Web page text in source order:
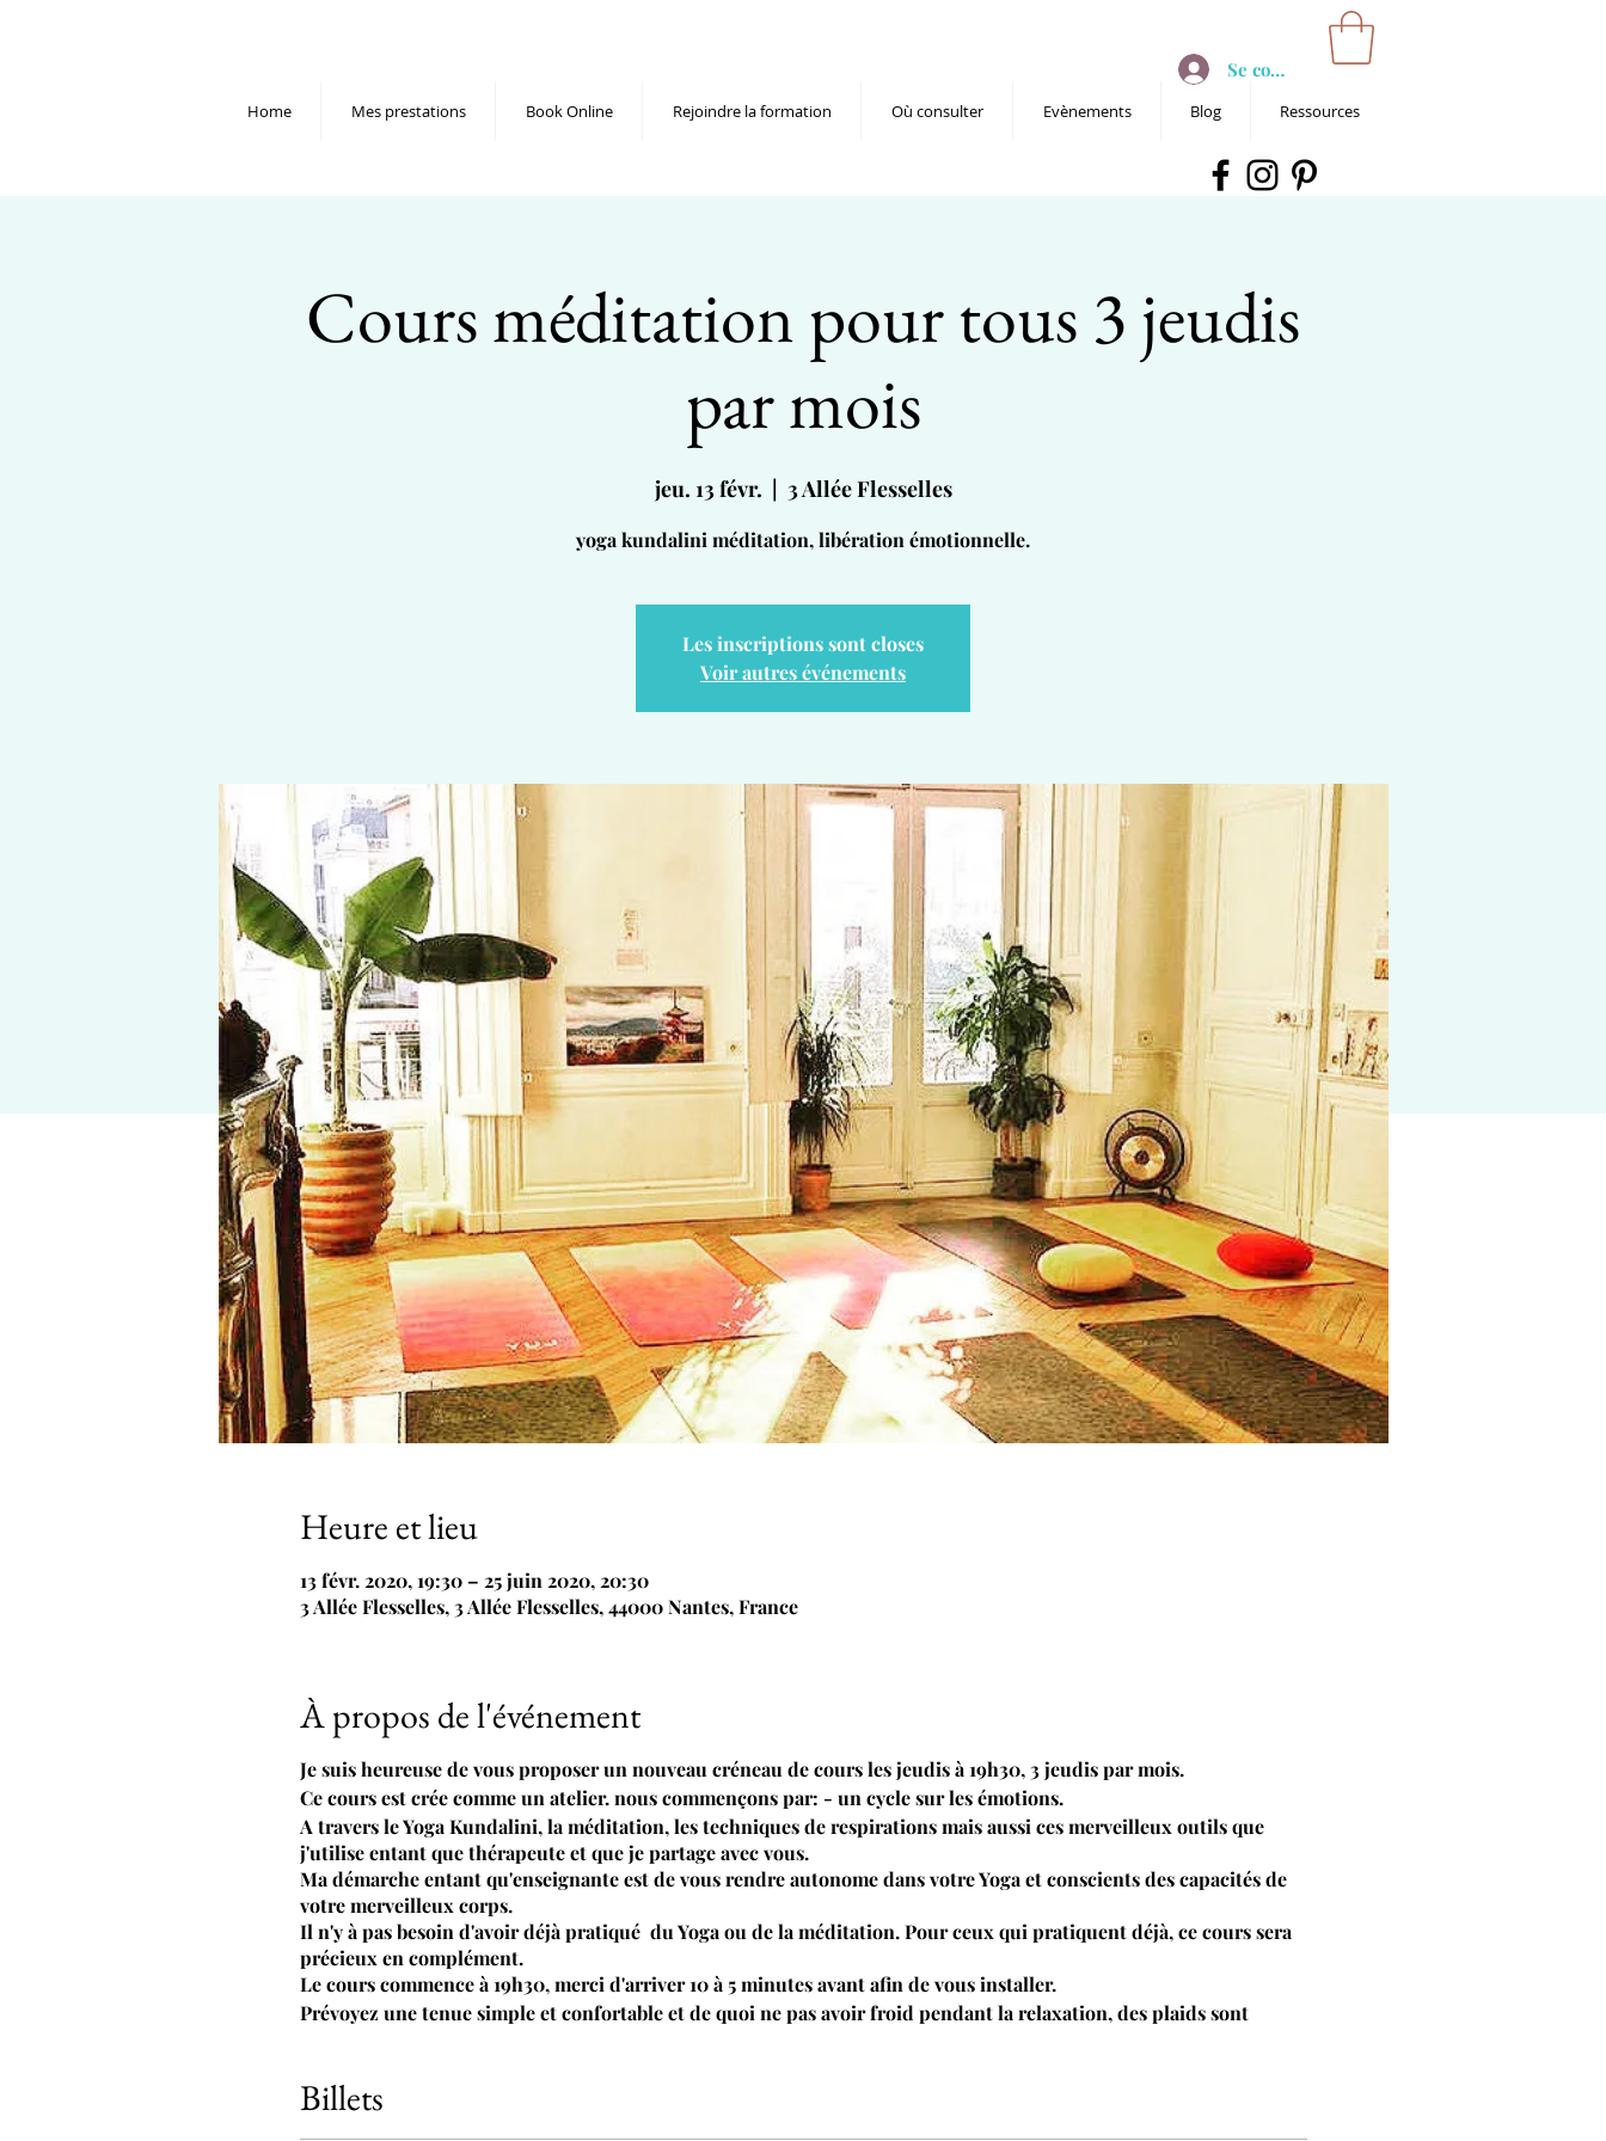
Se connecter
Home Mes prestations Book Online Rejoindre la formation Où consulter Evènements Blog Ressources
Cours méditation pour tous 3 jeudis
par mois
jeu. 13 févr.
  |
3 Allée Flesselles
yoga kundalini méditation, libération émotionnelle.
Les inscriptions sont closes
Voir autres événements
Heure et lieu
13 févr. 2020, 19:30 – 25 juin 2020, 20:30
3 Allée Flesselles, 3 Allée Flesselles, 44000 Nantes, France
À propos de l'événement
Je suis heureuse de vous proposer un nouveau créneau de cours les jeudis à 19h30, 3 jeudis par mois.
Ce cours est crée comme un atelier. nous commençons par: - un cycle sur les émotions.
A travers le Yoga Kundalini, la méditation, les techniques de respirations mais aussi ces merveilleux outils que
j'utilise entant que thérapeute et que je partage avec vous.
Ma démarche entant qu'enseignante est de vous rendre autonome dans votre Yoga et conscients des capacités de
votre merveilleux corps.
Il n'y à pas besoin d'avoir déjà pratiqué du Yoga ou de la méditation. Pour ceux qui pratiquent déjà, ce cours sera
précieux en complément.
Le cours commence à 19h30, merci d'arriver 10 à 5 minutes avant afin de vous installer.
Prévoyez une tenue simple et confortable et de quoi ne pas avoir froid pendant la relaxation, des plaids sont
thérapeutiques .
Tarif 20 euros Pour vous inscrire merci de remplir le doodle
Billets